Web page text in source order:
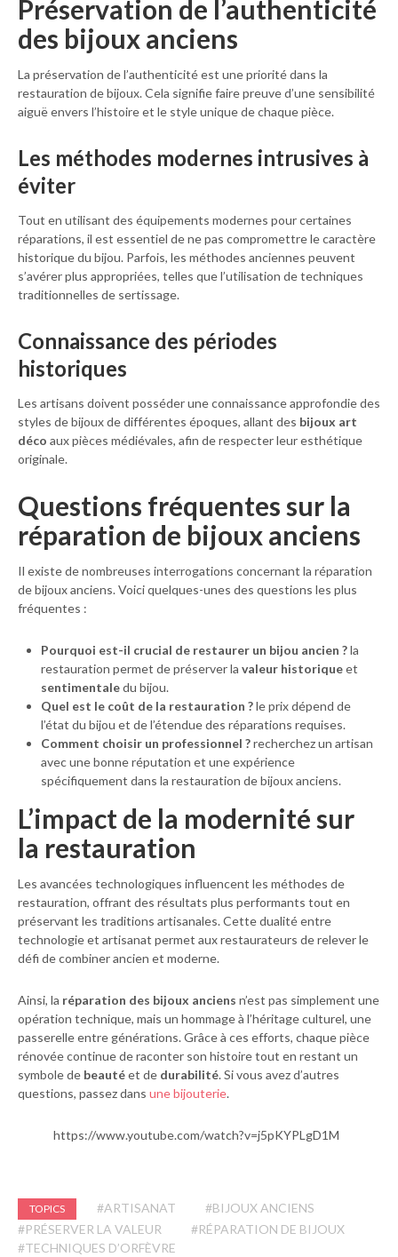
Préservation de l’authenticité
des bijoux anciens
La préservation de l’authenticité est une priorité dans la
restauration de bijoux. Cela signifie faire preuve d’une sensibilité
aiguë envers l’histoire et le style unique de chaque pièce.
Les méthodes modernes intrusives à
éviter
Tout en utilisant des équipements modernes pour certaines
réparations, il est essentiel de ne pas compromettre le caractère
historique du bijou. Parfois, les méthodes anciennes peuvent
s’avérer plus appropriées, telles que l’utilisation de techniques
traditionnelles de sertissage.
Connaissance des périodes
historiques
Les artisans doivent posséder une connaissance approfondie des
styles de bijoux de différentes époques, allant des bijoux art
déco aux pièces médiévales, afin de respecter leur esthétique
originale.
Questions fréquentes sur la
réparation de bijoux anciens
Il existe de nombreuses interrogations concernant la réparation
de bijoux anciens. Voici quelques-unes des questions les plus
fréquentes :
Pourquoi est-il crucial de restaurer un bijou ancien ?la
restauration permet de préserver la valeur historiqueet
sentimentaledu bijou.
Quel est le coût de la restauration ?le prix dépend de
l’état du bijou et de l’étendue des réparations requises.
Comment choisir un professionnel ?recherchez un artisan
avec une bonne réputation et une expérience
spécifiquement dans la restauration de bijoux anciens.
L’impact de la modernité sur
la restauration
Les avancées technologiques influencent les méthodes de
restauration, offrant des résultats plus performants tout en
préservant les traditions artisanales. Cette dualité entre
technologie et artisanat permet aux restaurateurs de relever le
défi de combiner ancien et moderne.
Ainsi, la réparation des bijoux anciens n’est pas simplement une
opération technique, mais un hommage à l’héritage culturel, une
passerelle entre générations. Grâce à ces efforts, chaque pièce
rénovée continue de raconter son histoire tout en restant un
symbole de beautéet de durabilité. Si vous avez d’autres
questions, passez dans une bijouterie.
https://www.youtube.com/watch?v=j5pKYPLgD1M
TOPICS #ARTISANAT
#BIJOUX ANCIENS
#PRÉSERVER LA VALEUR
#RÉPARATION DE BIJOUX
#TECHNIQUES D’ORFÈVRE